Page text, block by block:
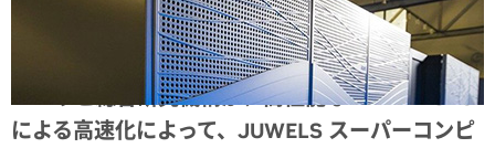
ユーリヒ総合研究機構が、高性能な NVIDIA GPU
による高速化によって、JUWELS スーパーコンピ